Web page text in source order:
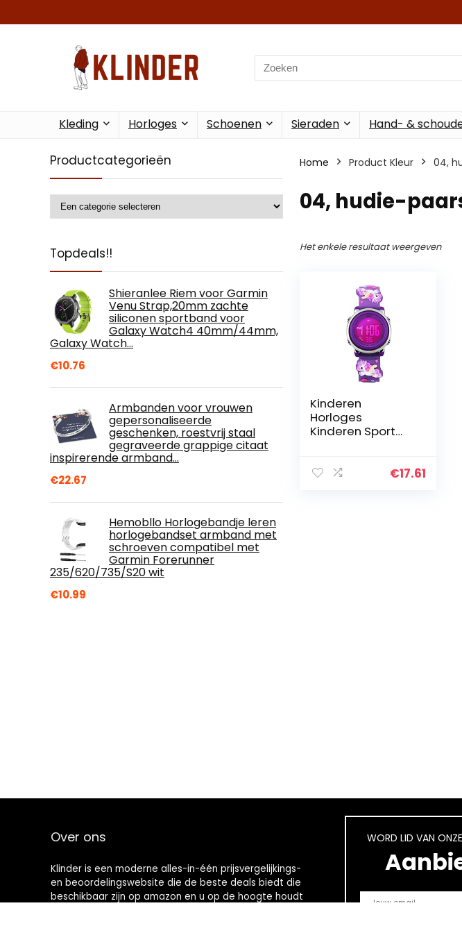
Search
for:
Kleding Horloges Schoenen Sieraden Hand- &
Productcategorieën
Topdeals!!
Shieranlee Riem voor Garmin
Venu Strap,20mm zachte
siliconen sportband voor
Galaxy Watch4 40mm/44mm,
Galaxy Watch…
€10.76
Armbanden voor vrouwen
gepersonaliseerde
geschenken, roestvrij staal
gegraveerde grappige citaat
inspirerende armband…
€22.67
Hemobllo Horlogebandje leren
horlogebandset armband met
schroeven compatibel met
Garmin Forerunner
235/620/735/S20 wit
€10.99
Home Product Kleur 04,
04, hudie-
Het enkele resultaat weergeven
Kinderen
Horloges
Kinderen Sport
Digitale 7 Kleur
€17.61
Over ons
Klinder is een moderne alles-in-één prijsvergelijkings-
en beoordelingswebsite die de beste deals biedt die
beschikbaar zijn op amazon en u op de hoogte houdt
WORD LID VAN